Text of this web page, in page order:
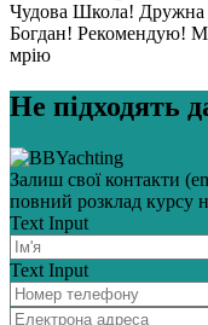
Чудова Школа! Дружна
Богдан! Рекомендую!
мрію
Не підходять
Залиш свої контакти
повний розклад курсу
Text Input
Text Input